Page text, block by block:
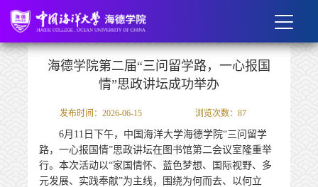
海德学院第二届“三问留学路，一心报国
情”思政讲坛成功举办
发布时间：2026-06-15 浏览次数： 87
6月11日下午，中国海洋大学海德学院“三问留学
路，一心报国情”思政讲坛在图书馆第二会议室隆重举
行。本次活动以“家国情怀、蓝色梦想、国际视野、多
元发展、实践奉献”为主线，围绕为何而去、以何立